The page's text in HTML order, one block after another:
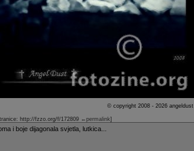
© copyright 2008 - 2026 angeldust
http://fzzo.org/f/172809 ←permalink]
i boje dijagonala svjetla, lutkica...